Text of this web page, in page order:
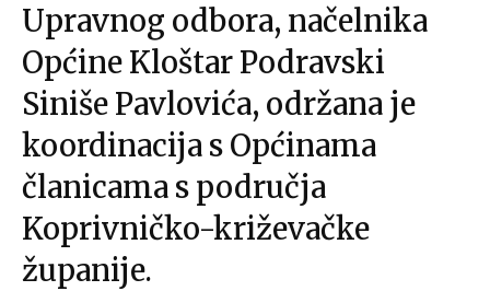
Upravnog odbora, načelnika
Općine Kloštar Podravski
Siniše Pavlovića, održana je
koordinacija s Općinama
članicama s područja
Koprivničko-križevačke
županije.